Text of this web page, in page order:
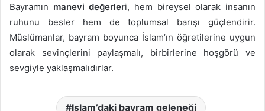
Bayramın manevi değerleri, hem bireysel olarak insanın
ruhunu besler hem de toplumsal barışı güçlendirir.
Müslümanlar, bayram boyunca İslam’ın öğretilerine uygun
olarak sevinçlerini paylaşmalı, birbirlerine hoşgörü ve
sevgiyle yaklaşmalıdırlar.
Islam’daki bayram geleneği